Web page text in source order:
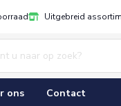
Uitgebreid
ons Contact